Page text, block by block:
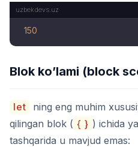
150
Blok ko’lami (block
let
ning eng muhim
qilingan blok ( { } ) ichida
tashqarida u mavjud emas: